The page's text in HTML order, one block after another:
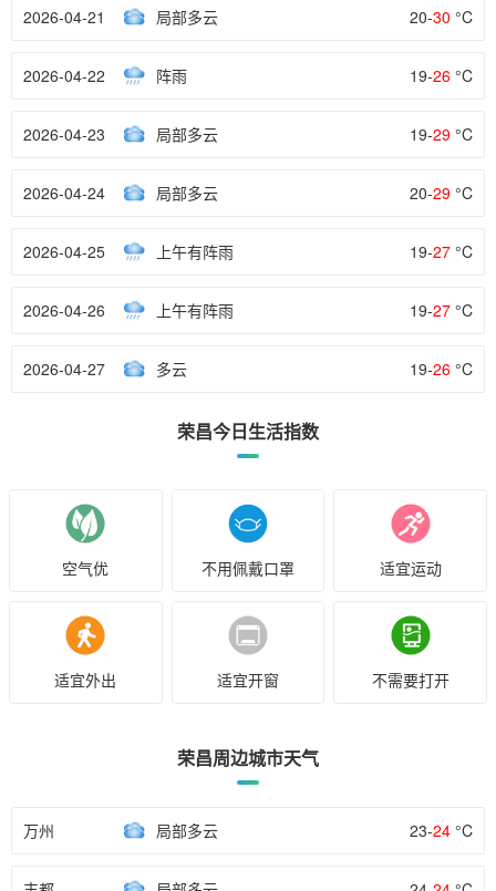
2026-04-21 局部多云 20-30 °C
2026-04-22 阵雨 19-26 °C
2026-04-23 局部多云 19-29 °C
2026-04-24 局部多云 20-29 °C
2026-04-25 上午有阵雨 19-27 °C
2026-04-26 上午有阵雨 19-27 °C
2026-04-27 多云 19-26 °C
荣昌今日生活指数
空气优 不用佩戴口罩 适宜运动
适宜外出 适宜开窗 不需要打开
荣昌周边城市天气
万州 局部多云 23-24 °C